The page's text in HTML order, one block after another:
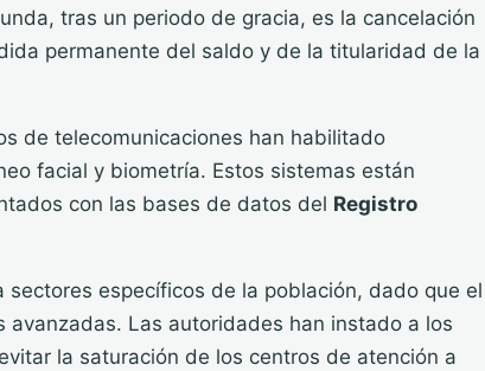
tras un periodo de gracia, es la cancelación
permanente del saldo y de la titularidad de la
de telecomunicaciones han habilitado
facial y biometría. Estos sistemas están
con las bases de datos del Registro
específicos de la población, dado que el
Las autoridades han instado a los
la saturación de los centros de atención a